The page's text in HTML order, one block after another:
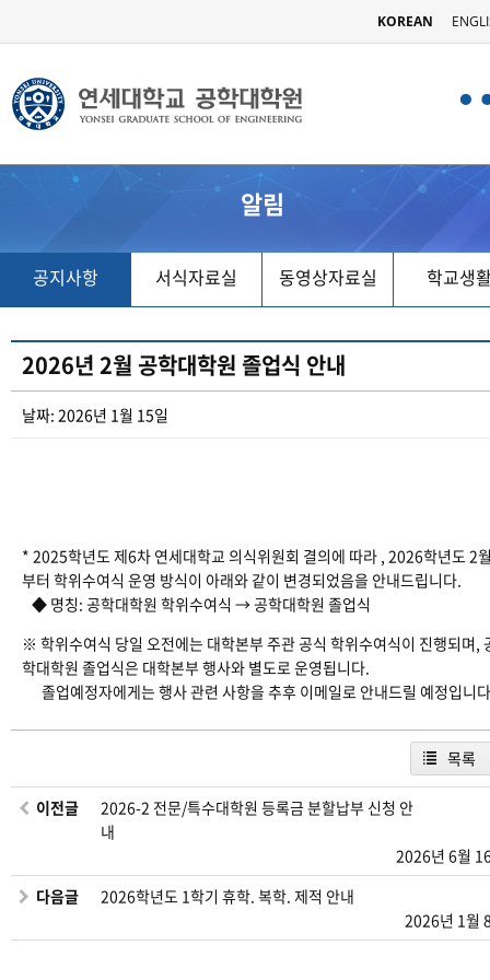
KOREAN
알림
공지사항 서식자료실 동영상자료실 학교생
2026년 2월 공학대학원 졸업식 안내
날짜: 2026년 1월 15일
* 2025학년도 제6차 연세대학교 의식위원회 결의에 따라 , 2026학년도 2
부터 학위수여식 운영 방식이 아래와 같이 변경되었음을 안내드립니다.
◆ 명칭: 공학대학원 학위수여식 → 공학대학원 졸업식
※ 학위수여식 당일 오전에는 대학본부 주관 공식 학위수여식이 진행되며,
학대학원 졸업식은 대학본부 행사와 별도로 운영됩니다.
졸업예정자에게는 행사 관련 사항을 추후 이메일로 안내드릴 예정입니
목록
이전글
2026-2 전문/특수대학원 등록금 분할납부 신청 안
내
2026년 6월
다음글
2026학년도 1학기 휴학. 복학. 제적 안내
2026년 1월